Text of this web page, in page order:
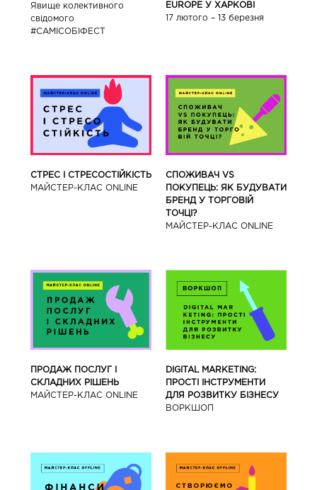
Явище колективного
свідомого
#САМІСОБІФЕСТ
EUROPE У ХАРКОВІ
17 лютого – 13 березня
СТРЕС І СТРЕСОСТІЙКІСТЬ
МАЙСТЕР-КЛАС ONLINE
СПОЖИВАЧ VS
ПОКУПЕЦЬ: ЯК БУДУВАТИ
БРЕНД У ТОРГОВІЙ
ТОЧЦІ?
МАЙСТЕР-КЛАС ONLINE
ПРОДАЖ ПОСЛУГ І
СКЛАДНИХ РІШЕНЬ
МАЙСТЕР-КЛАС ONLINE
DIGITAL MARKETING:
ПРОСТІ ІНСТРУМЕНТИ
ДЛЯ РОЗВИТКУ БІЗНЕСУ
ВОРКШОП